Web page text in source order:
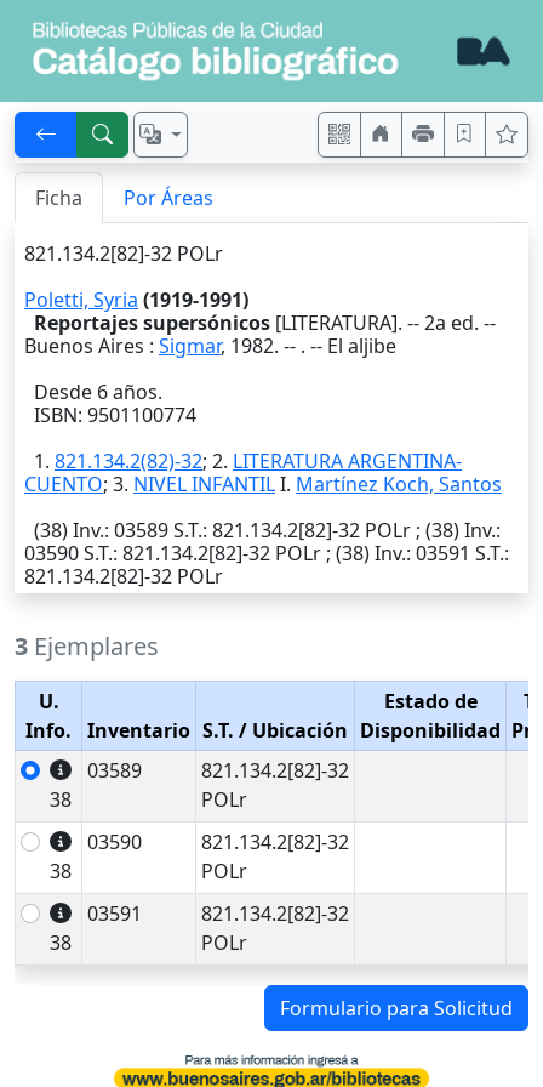
Ficha Por Áreas
821.134.2[82]-32 POLr
Poletti, Syria (1919-1991)
Reportajes supersónicos [LITERATURA]. --2a ed. --
Buenos Aires : Sigmar, 1982. -- . -- El aljibe
Desde 6 años.
ISBN: 9501100774
1. 821.134.2(82)-32; 2. LITERATURA ARGENTINA-
CUENTO; 3. NIVEL INFANTILI. Martínez Koch, Santos
(38)Inv.: 03589S.T.: 821.134.2[82]-32 POLr ; (38)Inv.:
03590S.T.: 821.134.2[82]-32 POLr ; (38)Inv.: 03591 S.T.:
821.134.2[82]-32 POLr
3 Ejemplares
U.
Info.
Inventario S.T. / Ubicación
Estado de
Disponibilidad
38
03589
821.134.2[82]-32
POLr
38
03590
821.134.2[82]-32
POLr
38
03591
821.134.2[82]-32
POLr
Formulario para Solicitud